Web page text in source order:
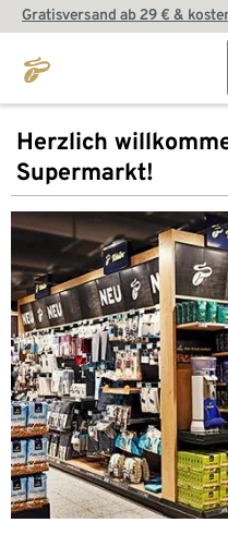
Gratisversand ab 29 € &
Herzlich
Supermarkt!